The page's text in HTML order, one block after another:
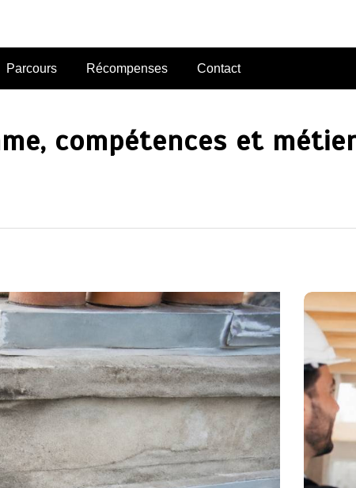
Parcours Récompenses Contact
compétences et